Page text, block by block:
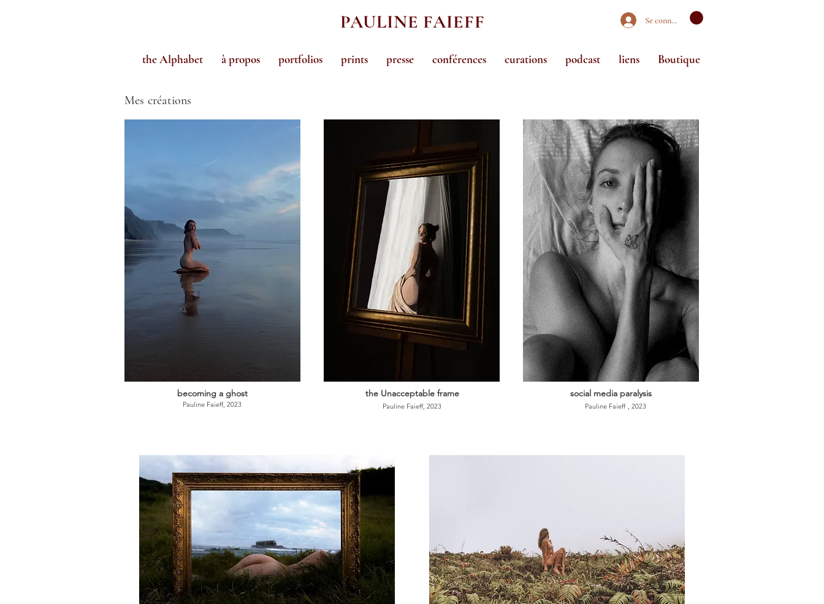
PAULINE FAIEFF Se connecter
the Alphabet à propos portfolios prints presse conférences curations podcast liens Boutique
Mes créations
becoming a ghost
Pauline Faieff, 2023
the Unacceptable frame
Pauline Faieff, 2023
social media paralysis
Pauline Faieff , 2023